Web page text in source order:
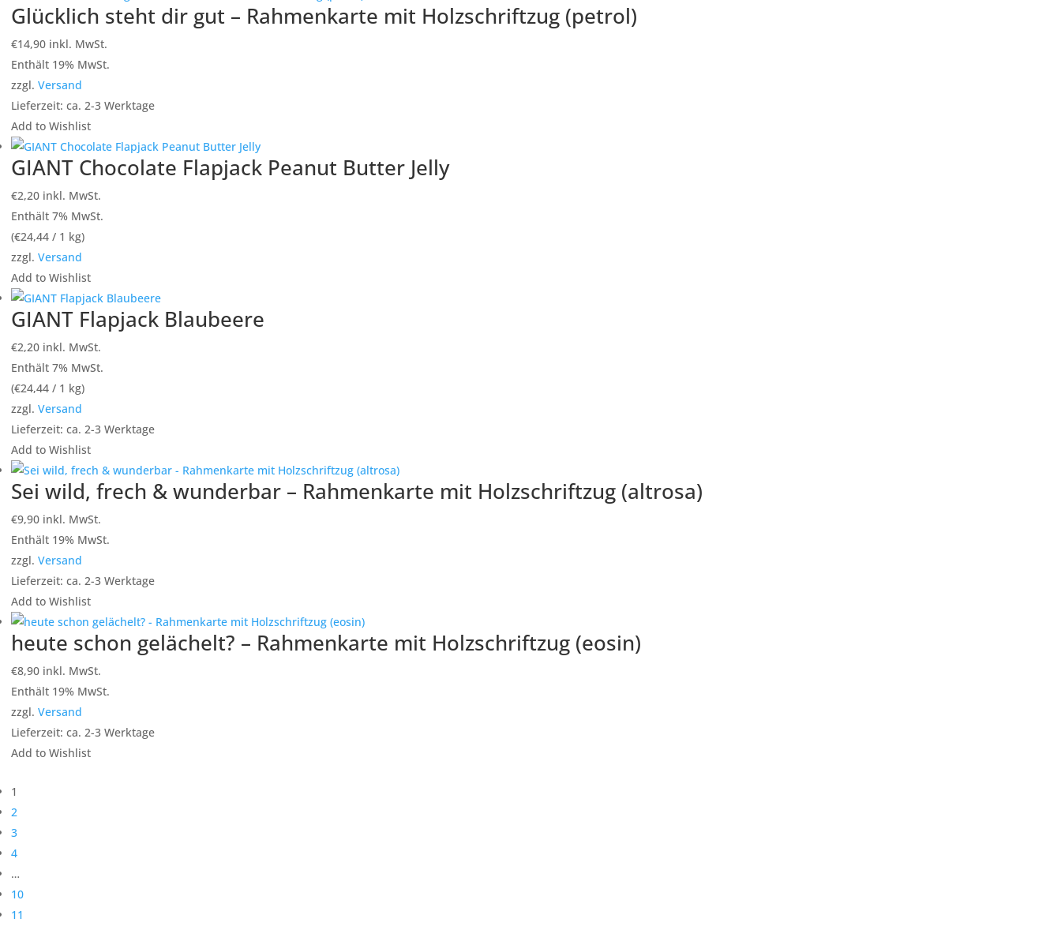
Glücklich steht dir gut – Rahmenkarte mit Holzschriftzug (petrol)
€14,90 inkl. MwSt.
Enthält 19% MwSt.
zzgl. Versand
Lieferzeit: ca. 2-3 Werktage
Add to Wishlist
GIANT Chocolate Flapjack Peanut Butter Jelly
€2,20 inkl. MwSt.
Enthält 7% MwSt.
(€24,44 / 1 kg)
zzgl. Versand
Add to Wishlist
GIANT Flapjack Blaubeere
€2,20 inkl. MwSt.
Enthält 7% MwSt.
(€24,44 / 1 kg)
zzgl. Versand
Lieferzeit: ca. 2-3 Werktage
Add to Wishlist
Sei wild, frech & wunderbar – Rahmenkarte mit Holzschriftzug (altrosa)
€9,90 inkl. MwSt.
Enthält 19% MwSt.
zzgl. Versand
Lieferzeit: ca. 2-3 Werktage
Add to Wishlist
heute schon gelächelt? – Rahmenkarte mit Holzschriftzug (eosin)
€8,90 inkl. MwSt.
Enthält 19% MwSt.
zzgl. Versand
Lieferzeit: ca. 2-3 Werktage
Add to Wishlist
1
2
3
4
…
10
11